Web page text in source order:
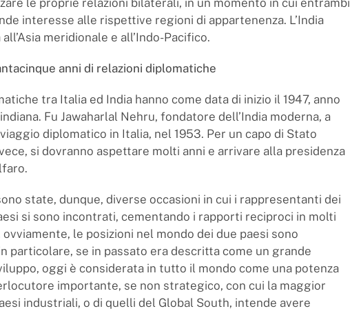
le proprie relazioni bilaterali, in un momento in cui entrambi
interesse alle rispettive regioni di appartenenza. L’India
all’Asia meridionale e all’Indo-Pacifico.
anni di relazioni diplomatiche
tra Italia ed India hanno come data di inizio il 1947, anno
Fu Jawaharlal Nehru, fondatore dell’India moderna, a
diplomatico in Italia, nel 1953. Per un capo di Stato
si dovranno aspettare molti anni e arrivare alla presidenza
state, dunque, diverse occasioni in cui i rappresentanti dei
si sono incontrati, cementando i rapporti reciproci in molti
le posizioni nel mondo dei due paesi sono
particolare, se in passato era descritta come un grande
oggi è considerata in tutto il mondo come una potenza
importante, se non strategico, con cui la maggior
industriali, o di quelli del Global South, intende avere